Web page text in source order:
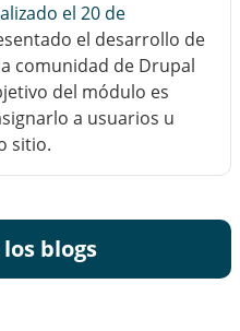
el 20 de
el desarrollo de
comunidad de Drupal
del módulo es
a usuarios u
sitio.
blogs